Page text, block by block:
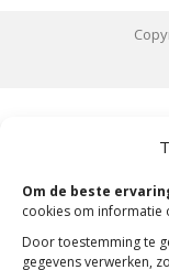
Om de beste
cookies om informatie
Door toestemming te
gegevens verwerken,